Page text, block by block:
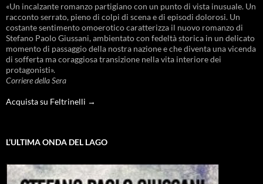
«Un incalzante romanzo partigiano con un punto di vista inusuale. Un
racconto serrato, pieno di colpi di scena e di episodi dolorosi. Un
costante sentimento omoerotico caratterizza il nuovo romanzo di
Stefano Paolo Giussani, ambientato con fedeltà storica in un delicato
momento di passaggio della nostra nazione e che diventa una vicenda
di sofferta ma coraggiosa transizione nella vita interiore dei
protagonisti».
Corriere della Sera
Acquista su Feltrinelli →
L’ULTIMA ONDA DEL LAGO